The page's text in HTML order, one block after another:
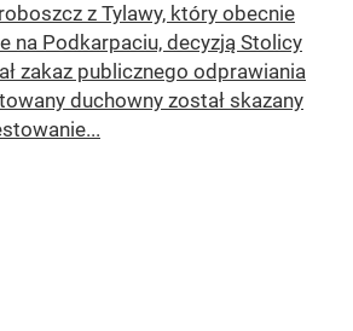
z Tylawy, który obecnie
na Podkarpaciu, decyzją Stolicy
zakaz publicznego odprawiania
duchowny został skazany